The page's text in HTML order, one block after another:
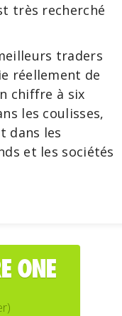
très recherché
traders
réellement de
chiffre à six
les coulisses,
dans les
et les sociétés
ONE